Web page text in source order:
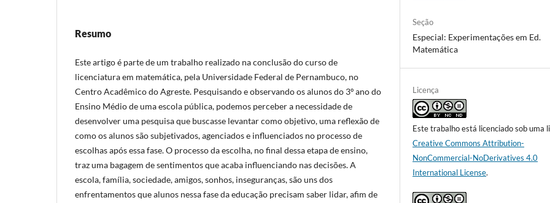
Resumo
Este artigo é parte de um trabalho realizado na conclusão do curso de
licenciatura em matemática, pela Universidade Federal de Pernambuco, no
Centro Acadêmico do Agreste. Pesquisando e observando os alunos do 3º ano do
Ensino Médio de uma escola pública, podemos perceber a necessidade de
desenvolver uma pesquisa que buscasse levantar como objetivo, uma reflexão de
como os alunos são subjetivados, agenciados e influenciados no processo de
escolhas após essa fase. O processo da escolha, no final dessa etapa de ensino,
traz uma bagagem de sentimentos que acaba influenciando nas decisões. A
escola, família, sociedade, amigos, sonhos, inseguranças, são uns dos
enfrentamentos que alunos nessa fase da educação precisam saber lidar, afim de
Seção
Especial: Experimentações em Ed.
Matemática
Licença
Este trabalho está licenciado sob uma
Creative Commons Attribution-
NonCommercial-NoDerivatives 4.0
International License.